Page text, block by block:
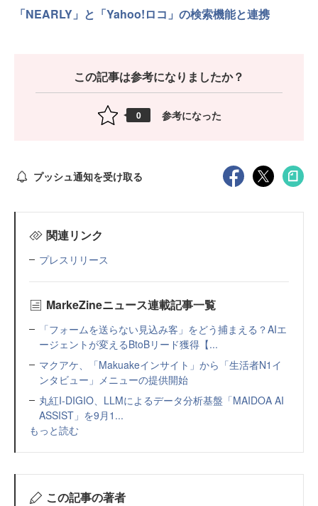
「NEARLY」と「Yahoo!ロコ」の検索機能と連携
この記事は参考になりましたか？
0 参考になった
プッシュ通知を受け取る
関連リンク
プレスリリース
MarkeZineニュース連載記事一覧
「フォームを送らない見込み客」をどう捕まえる？AIエ
ージェントが変えるBtoBリード獲得【...
マクアケ、「Makuakeインサイト」から「生活者N1イ
ンタビュー」メニューの提供開始
丸紅I-DIGIO、LLMによるデータ分析基盤「MAIDOA AI
ASSIST」を9月1...
もっと読む
この記事の著者